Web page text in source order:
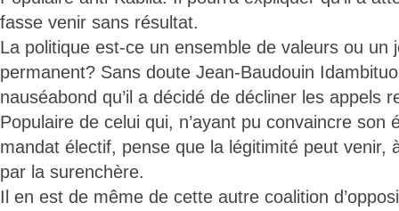
fasse venir sans résultat.
La politique est-ce un ensemble de valeurs ou un
permanent? Sans doute Jean-Baudouin
nauséabond qu’il a décidé de décliner les appels
Populaire de celui qui, n’ayant pu convaincre son
mandat électif, pense que la légitimité peut venir,
par la surenchère.
Il en est de même de cette autre coalition